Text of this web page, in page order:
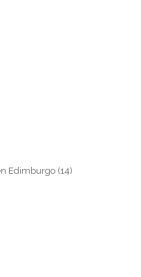
Edimburgo (14)